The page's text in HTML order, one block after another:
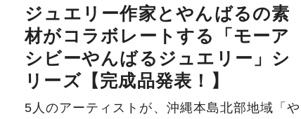
ジュエリー作家とやんばるの素
材がコラボレートする「モーア
シビーやんばるジュエリー」シ
リーズ【完成品発表！】
5人のアーティストが、沖縄本島北部地域「や